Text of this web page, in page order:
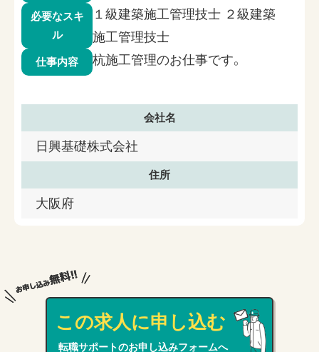
必要なスキ
ル
１級建築施工管理技士 ２級建築
施工管理技士
仕事内容 杭施工管理のお仕事です。
会社名
日興基礎株式会社
住所
大阪府
この求人に申し込む
転職サポートのお申し込みフォームへ